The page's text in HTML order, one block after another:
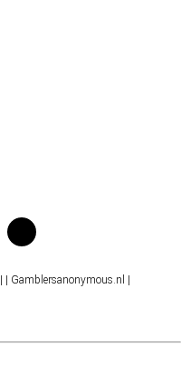
| Gamblersanonymous.nl